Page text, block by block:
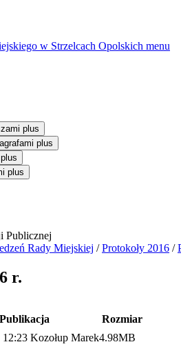
w Strzelcach Opolskich menu
plus
plus
plus
Rady Miejskiej /Protokoły 2016 /
r.
Publikacja
Rozmiar
12:23 Kozołup Marek4.98MB